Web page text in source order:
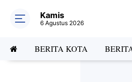
Kamis
6 Agustus 2026
BERITA KOTA